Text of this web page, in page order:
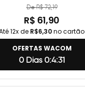
De R$ 72,19
R$ 61,90
12x de R$6,30no cartão
OFERTAS WACOM
0 Dias 0:4:31